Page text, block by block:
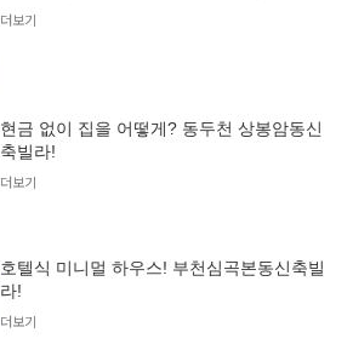
더보기
현금 없이 집을 어떻게? 동두천 상봉암동신
축빌라!
더보기
호텔식 미니멀 하우스! 부천심곡본동신축빌
라!
더보기